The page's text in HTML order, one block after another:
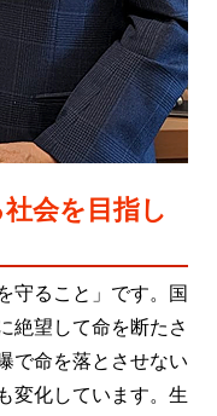
会を目指し
守ること」です。国
絶望して命を断たさ
で命を落とさせない
変化しています。生